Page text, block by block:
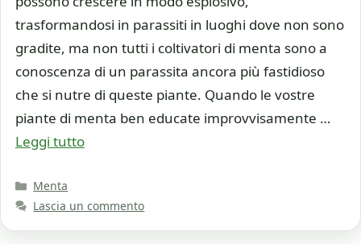
trasformandosi in parassiti in luoghi dove non sono
gradite, ma non tutti i coltivatori di menta sono a
conoscenza di un parassita ancora più fastidioso
che si nutre di queste piante. Quando le vostre
piante di menta ben educate improvvisamente …
Leggi tutto
Categorie
Menta
Lascia un commento